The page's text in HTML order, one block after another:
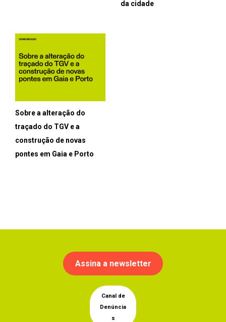
da cidade
Sobre a alteração do
traçado do TGV e a
construção de novas
pontes em Gaia e Porto
Assina a newsletter
Canal de
Denúncia
s